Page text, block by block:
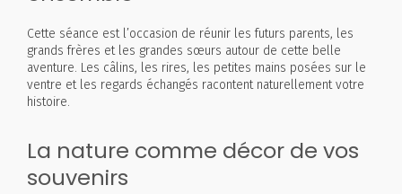
Cette séance est l’occasion de réunir les futurs parents, les
grands frères et les grandes sœurs autour de cette belle
aventure. Les câlins, les rires, les petites mains posées sur le
ventre et les regards échangés racontent naturellement votre
histoire.
La nature comme décor de vos
souvenirs